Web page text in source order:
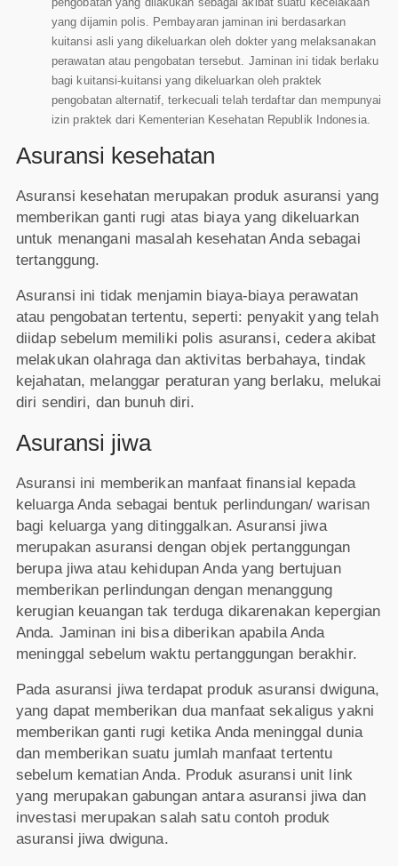
yang dijamin polis. Pembayaran jaminan ini berdasarkan
kuitansi asli yang dikeluarkan oleh dokter yang melaksanakan
perawatan atau pengobatan tersebut. Jaminan ini tidak berlaku
bagi kuitansi-kuitansi yang dikeluarkan oleh praktek
pengobatan alternatif, terkecuali telah terdaftar dan mempunyai
izin praktek dari Kementerian Kesehatan Republik Indonesia.
Asuransi kesehatan
Asuransi kesehatan merupakan produk asuransi yang
memberikan ganti rugi atas biaya yang dikeluarkan
untuk menangani masalah kesehatan Anda sebagai
tertanggung.
Asuransi ini tidak menjamin biaya-biaya perawatan
atau pengobatan tertentu, seperti: penyakit yang telah
diidap sebelum memiliki polis asuransi, cedera akibat
melakukan olahraga dan aktivitas berbahaya, tindak
kejahatan, melanggar peraturan yang berlaku, melukai
diri sendiri, dan bunuh diri.
Asuransi jiwa
Asuransi ini memberikan manfaat ﬁnansial kepada
keluarga Anda sebagai bentuk perlindungan/ warisan
bagi keluarga yang ditinggalkan. Asuransi jiwa
merupakan asuransi dengan objek pertanggungan
berupa jiwa atau kehidupan Anda yang bertujuan
memberikan perlindungan dengan menanggung
kerugian keuangan tak terduga dikarenakan kepergian
Anda. Jaminan ini bisa diberikan apabila Anda
meninggal sebelum waktu pertanggungan berakhir.
Pada asuransi jiwa terdapat produk asuransi dwiguna,
yang dapat memberikan dua manfaat sekaligus yakni
memberikan ganti rugi ketika Anda meninggal dunia
dan memberikan suatu jumlah manfaat tertentu
sebelum kematian Anda. Produk asuransi unit link
yang merupakan gabungan antara asuransi jiwa dan
investasi merupakan salah satu contoh produk
asuransi jiwa dwiguna.